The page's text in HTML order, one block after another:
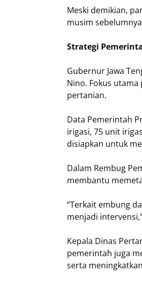
Meski demikian,
musim
Strategi
Gubernur Jawa
Nino. Fokus
pertanian.
Data Pemerintah
irigasi, 75 unit
disiapkan untuk
Dalam Rembug
membantu
“Terkait embung
menjadi
Kepala Dinas
pemerintah juga
serta